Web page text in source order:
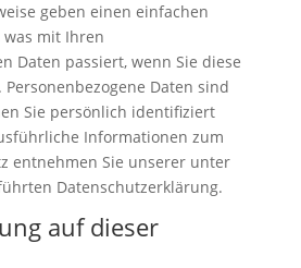
geben einen einfachen
mit Ihren
Daten passiert, wenn Sie diese
Daten sind
Sie persönlich identifiziert
Informationen zum
entnehmen Sie unserer unter
Datenschutzerklärung.
auf dieser